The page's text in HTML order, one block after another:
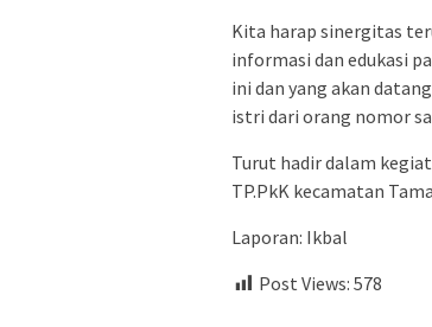
Kita harap sinergitas
informasi dan edukasi
ini dan yang akan
istri dari orang nomor
Turut hadir dalam
TP.PkK kecamatan
Laporan: Ikbal
Post Views: 578